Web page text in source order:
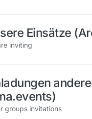
Einsätze
inviting
groups invitations